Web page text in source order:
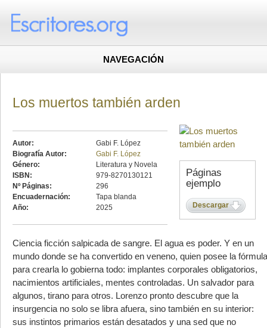
NAVEGACIÓN
Páginas
ejemplo
Descargar
Los muertos también arden
Autor:
Gabi F. López
Biografía Autor:
Gabi F. López
Género:
Literatura y Novela
ISBN:
979-8270130121
Nº Páginas:
296
Encuadernación:
Tapa blanda
Año:
2025
Ciencia ficción salpicada de sangre. El agua es poder. Y en un
mundo donde se ha convertido en veneno, quien posee la fórmula
para crearla lo gobierna todo: implantes corporales obligatorios,
nacimientos artificiales, mentes controladas. Un salvador para
algunos, tirano para otros. Lorenzo pronto descubre que la
insurgencia no solo se libra afuera, sino también en su interior:
sus instintos primarios están desatados y una sed que no